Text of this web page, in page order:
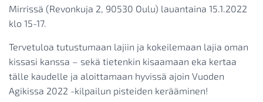
Mirrissä (Revonkuja 2, 90530 Oulu) lauantaina 15.1.2022
klo 15-17.
Tervetuloa tutustumaan lajiin ja kokeilemaan lajia oman
kissasi kanssa – sekä tietenkin kisaamaan eka kertaa
tälle kaudelle ja aloittamaan hyvissä ajoin Vuoden
Agikissa 2022 -kilpailun pisteiden kerääminen!